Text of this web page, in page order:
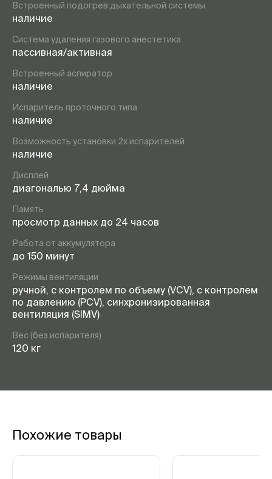
Встроенный подогрев дыхательной системы
наличие
Система удаления газового анестетика
пассивная/активная
Встроенный аспиратор
наличие
Испаритель проточного типа
наличие
Возможность установки 2х испарителей
наличие
Дисплей
диагональю 7,4 дюйма
Память
просмотр данных до 24 часов
Работа от аккумулятора
до 150 минут
Режимы вентиляции
ручной, с контролем по объему (VCV), с контролем
по давлению (PCV), синхронизированная
вентиляция (SIMV)
Вес (без испарителя)
120 кг
Похожие товары